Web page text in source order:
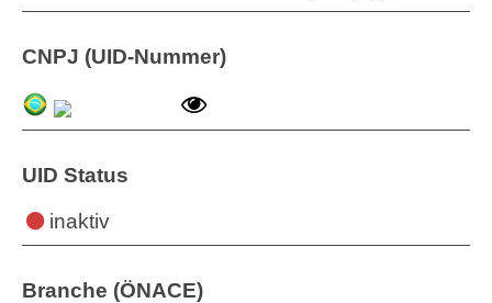
CNPJ (UID-Nummer)
UID Status
inaktiv
Branche (ÖNACE)